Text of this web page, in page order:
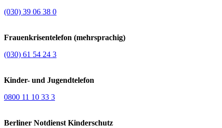
(030) 39 06 38 0
Frauenkrisentelefon (mehrsprachig)
(030) 61 54 24 3
Kinder- und Jugendtelefon
0800 11 10 33 3
Berliner Notdienst Kinderschutz